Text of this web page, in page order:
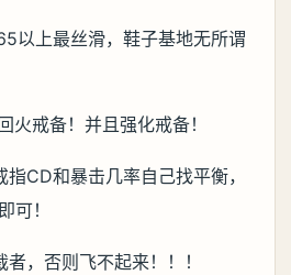
以上最丝滑，鞋子基地无所谓
火戒备！并且强化戒备！
CD和暴击几率自己找平衡，
可！
，否则飞不起来！！！